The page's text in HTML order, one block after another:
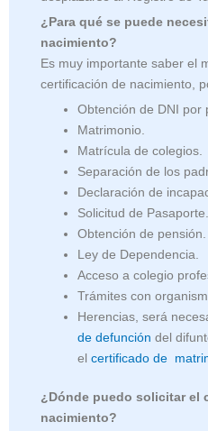
¿Para qué se puede
nacimiento?
Es muy importante saber el
certificación de nacimiento,
Obtención de DNI por
Matrimonio.
Matrícula de colegios.
Separación de los
Declaración de
Solicitud de Pasaporte.
Obtención de pensión.
Ley de Dependencia.
Acceso a colegio
Trámites con
Herencias, será
de defunción del
elcertificado de
¿Dónde puedo solicitar el
nacimiento?